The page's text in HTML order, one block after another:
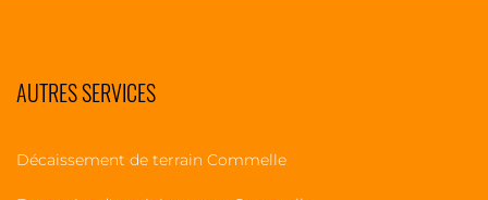
AUTRES SERVICES
Décaissement de terrain Commelle